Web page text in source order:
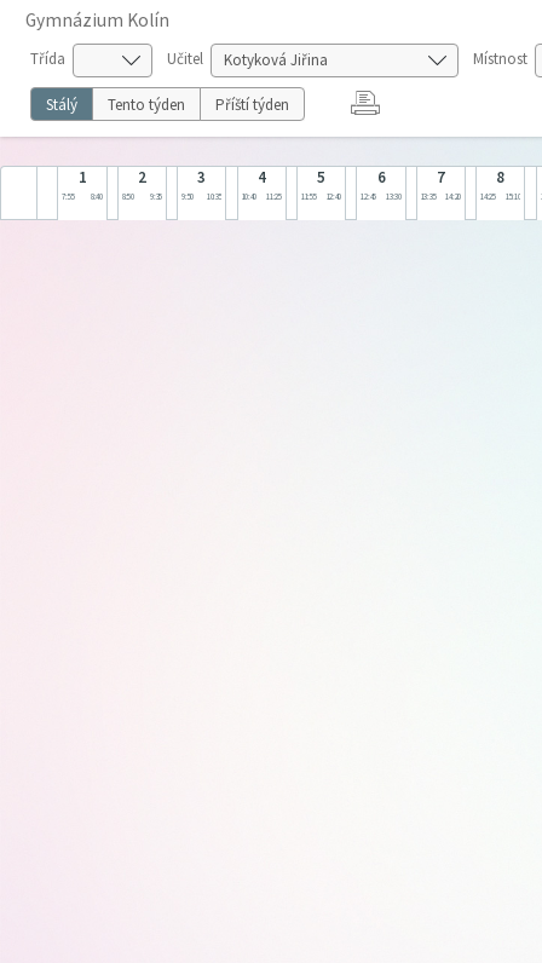
Gymnázium Kolín
Třída Učitel Místnost
Stálý Tento týden Příští týden
1
7:55 8:40
2
8:50 9:35
3
9:50 10:35
4
10:40 11:25
5
11:55 12:40
6
12:45 13:30
7
13:35 14:20
8
14:25 15:10